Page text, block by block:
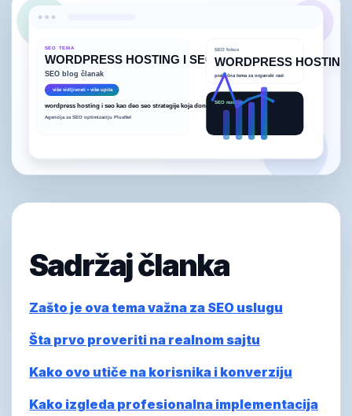
Sadržaj članka
Zašto je ova tema važna za SEO uslugu
Šta prvo proveriti na realnom sajtu
Kako ovo utiče na korisnika i konverziju
Kako izgleda profesionalna implementacija